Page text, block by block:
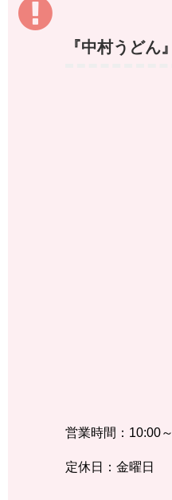
『中村うどん
営業時間：10:00
定休日：金曜日